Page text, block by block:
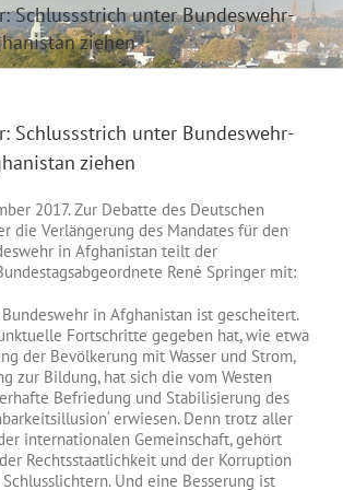
Schlussstrich unter Bundeswehr-
ziehen
Schlussstrich unter Bundeswehr-
ziehen
2017. Zur Debatte des Deutschen
die Verlängerung des Mandates für den
in Afghanistan teilt der
René Springer mit:
Bundeswehr in Afghanistan ist gescheitert.
Fortschritte gegeben hat, wie etwa
der Bevölkerung mit Wasser und Strom,
zur Bildung, hat sich die vom Westen
Befriedung und Stabilisierung des
erwiesen. Denn trotz aller
internationalen Gemeinschaft, gehört
Rechtsstaatlichkeit und der Korruption
Und eine Besserung ist